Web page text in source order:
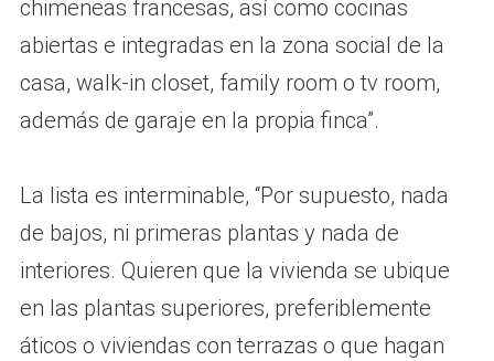
chimeneas francesas, así como cocinas
abiertas e integradas en la zona social de la
casa, walk-in closet, family room o tv room,
además de garaje en la propia finca”.
La lista es interminable, “Por supuesto, nada
de bajos, ni primeras plantas y nada de
interiores. Quieren que la vivienda se ubique
en las plantas superiores, preferiblemente
áticos o viviendas con terrazas o que hagan